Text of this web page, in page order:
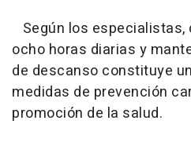
Según los
ocho horas diarias y
de descanso constituye
medidas de prevención
promoción de la salud.